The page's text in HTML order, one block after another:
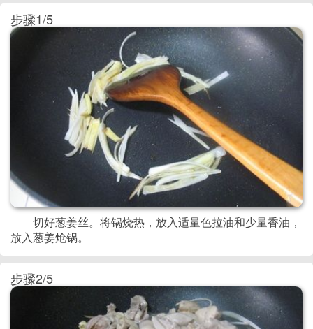
步骤1/5
切好葱姜丝。将锅烧热，放入适量色拉油和少量香油，
放入葱姜炝锅。
步骤2/5